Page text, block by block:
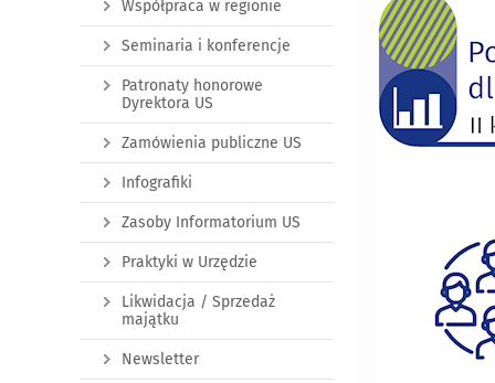
Współpraca w regionie
Seminaria i konferencje
Patronaty honorowe
Dyrektora US
Zamówienia publiczne US
Infografiki
Zasoby Informatorium US
Praktyki w Urzędzie
Likwidacja / Sprzedaż
majątku
Newsletter